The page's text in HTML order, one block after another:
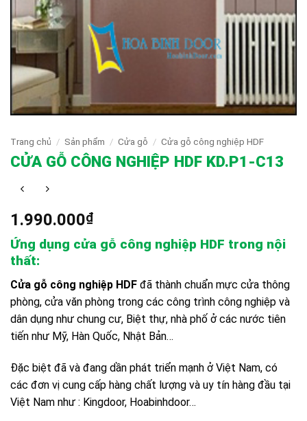
Trang chủ / Sản phẩm / Cửa gỗ / Cửa gỗ công nghiệp HDF
CỬA GỖ CÔNG NGHIỆP HDF KD.P1-C13
1.990.000₫
Ứng dụng cửa gỗ công nghiệp HDF trong nội
thất:
Cửa gỗ công nghiệp HDF đã thành chuẩn mực cửa thông
phòng, cửa văn phòng trong các công trình công nghiệp và
dân dụng như chung cư, Biệt thự, nhà phố ở các nước tiên
tiến như Mỹ, Hàn Quốc, Nhật Bản…
Đặc biệt đã và đang dần phát triển mạnh ở Việt Nam, có
các đơn vị cung cấp hàng chất lượng và uy tín hàng đầu tại
Việt Nam như : Kingdoor, Hoabinhdoor…